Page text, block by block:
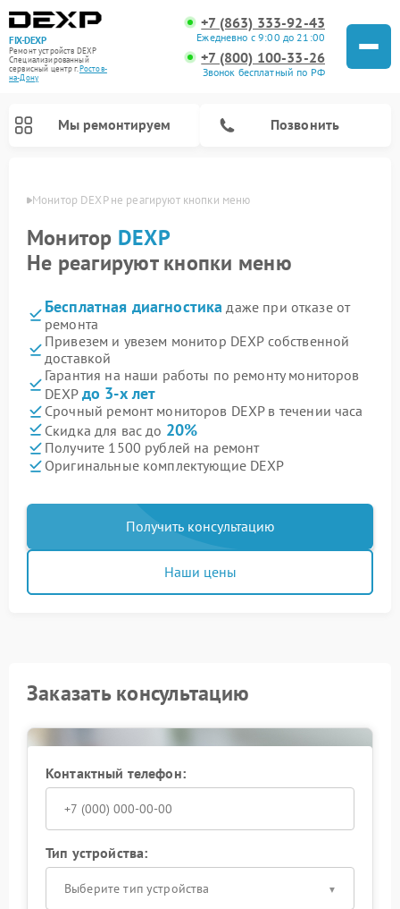
FIX-DEXP
Ремонт устройств DEXP
Специализированный
cервисный центр г.Ростов-
на-Дону
+7 (863) 333-92-43
Ежедневно с 9:00 до 21:00
+7 (800) 100-33-26
Звонок бесплатный по РФ
Мы ремонтируем Позвонить
Монитор DEXP не реагируют кнопки меню
Монитор DEXP
Не реагируют кнопки меню
Бесплатная диагностика даже при отказе от
ремонта
Привезем и увезем монитор DEXP собственной
доставкой
Гарантия на наши работы по ремонту мониторов
DEXP до 3-х лет
Срочный ремонт мониторов DEXP в течении часа
Скидка для вас до 20%
Получите 1500 рублей на ремонт
Оригинальные комплектующие DEXP
Получить консультацию
Наши цены
Заказать консультацию
Контактный телефон:
Тип устройства:
Выберите тип устройства